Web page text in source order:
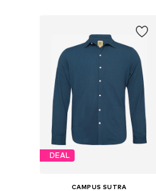
DEAL
CAMPUS SUTRA